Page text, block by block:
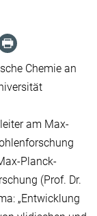
Chemie an
am Max-
Planck-
(Prof. Dr.
„Entwicklung